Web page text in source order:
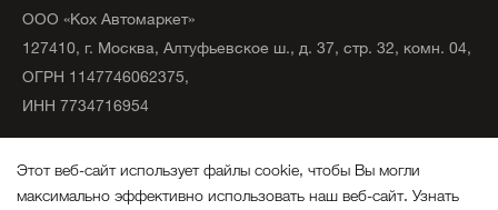
ООО «Кох Автомаркет»
127410, г. Москва, Алтуфьевское ш., д. 37, стр. 32, комн. 04,
ОГРН 1147746062375,
ИНН 7734716954
Все права защищены.
Этот веб-сайт использует файлы cookie, чтобы Вы могли
максимально эффективно использовать наш веб-сайт.Узнать